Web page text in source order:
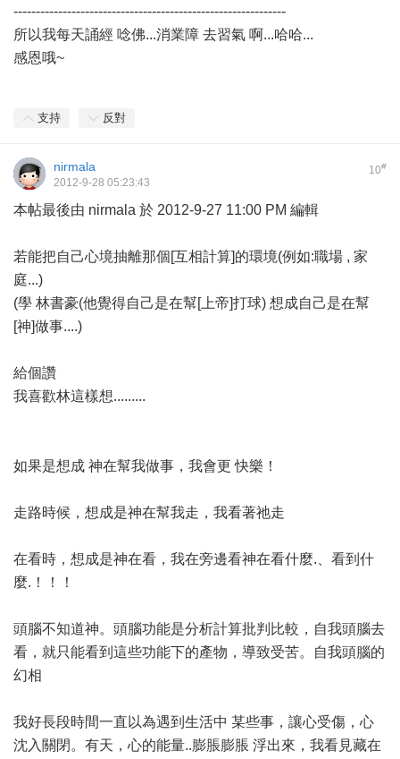
-------------------------------------------------------------
所以我每天誦經 唸佛...消業障 去習氣 啊...哈哈...
感恩哦~
支持 反對
10#
nirmala
2012-9-28 05:23:43
本帖最後由 nirmala 於 2012-9-27 11:00 PM 編輯
若能把自己心境抽離那個[互相計算]的環境(例如:職場 , 家
庭...)
(學 林書豪(他覺得自己是在幫[上帝]打球) 想成自己是在幫
[神]做事....)
給個讚
我喜歡林這樣想.........
如果是想成 神在幫我做事，我會更 快樂！
走路時候，想成是神在幫我走，我看著祂走
在看時，想成是神在看，我在旁邊看神在看什麼.、看到什
麼.！！！
頭腦不知道神。頭腦功能是分析計算批判比較，自我頭腦去
看，就只能看到這些功能下的產物，導致受苦。自我頭腦的
幻相
我好長段時間一直以為遇到生活中 某些事，讓心受傷，心
沈入關閉。有天，心的能量..膨脹膨脹 浮出來，我看見藏在